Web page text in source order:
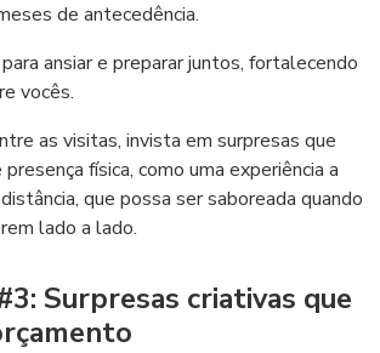
de antecedência.
ansiar e preparar juntos, fortalecendo
vocês.
as visitas, invista em surpresas que
física, como uma experiência a
que possa ser saboreada quando
lado a lado.
Surpresas criativas que